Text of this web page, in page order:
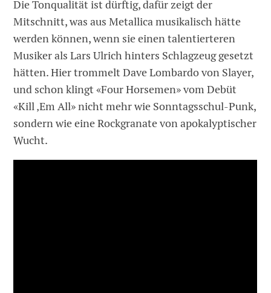
Die Tonqualität ist dürftig, dafür zeigt der
Mitschnitt, was aus Metallica musikalisch hätte
werden können, wenn sie einen talentierteren
Musiker als Lars Ulrich hinters Schlagzeug gesetzt
hätten. Hier trommelt Dave Lombardo von Slayer,
und schon klingt «Four Horsemen» vom Debüt
«Kill ‚Em All» nicht mehr wie Sonntagsschul-Punk,
sondern wie eine Rockgranate von apokalyptischer
Wucht.